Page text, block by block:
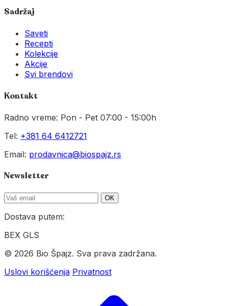
Sadržaj
Saveti
Recepti
Kolekcije
Akcije
Svi brendovi
Kontakt
Radno vreme: Pon - Pet 07:00 - 15:00h
Tel: +381 64 6412721
Email: prodavnica@biospajz.rs
Newsletter
OK
Dostava putem:
BEX GLS
© 2026 Bio Špajz. Sva prava zadržana.
Uslovi korišćenja Privatnost